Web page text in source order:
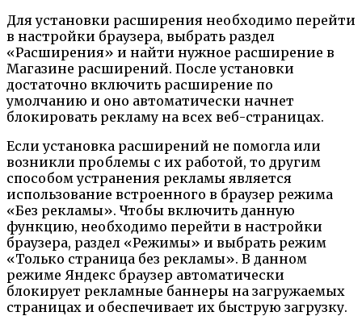
Для установки расширения необходимо перейти
в настройки браузера, выбрать раздел
«Расширения» и найти нужное расширение в
Магазине расширений. После установки
достаточно включить расширение по
умолчанию и оно автоматически начнет
блокировать рекламу на всех веб-страницах.
Если установка расширений не помогла или
возникли проблемы с их работой, то другим
способом устранения рекламы является
использование встроенного в браузер режима
«Без рекламы». Чтобы включить данную
функцию, необходимо перейти в настройки
браузера, раздел «Режимы» и выбрать режим
«Только страница без рекламы». В данном
режиме Яндекс браузер автоматически
блокирует рекламные баннеры на загружаемых
страницах и обеспечивает их быструю загрузку.